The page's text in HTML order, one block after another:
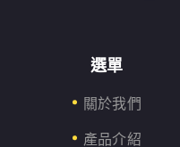
選單
關於我們
產品介紹